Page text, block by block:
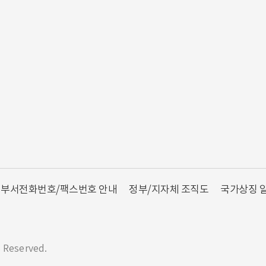
부서전화번호/팩스번호 안내 정부/지자체 조직도 국가상징